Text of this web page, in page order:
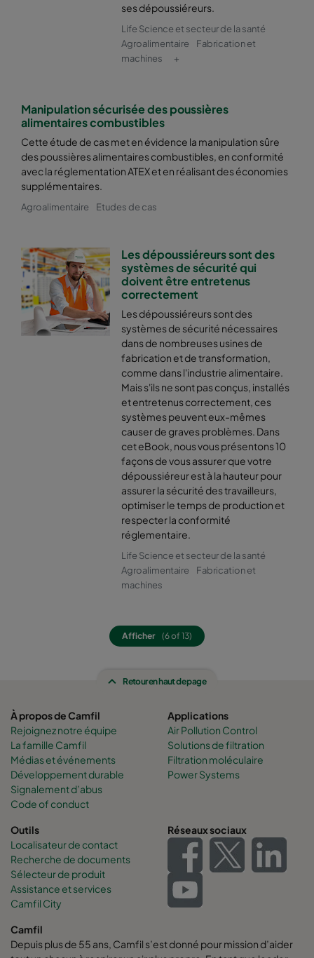
ses dépoussiéreurs.
Life Science et secteur de la santé
Agroalimentaire
Fabrication et
machines
+
Manipulation sécurisée des poussières
alimentaires combustibles
Cette étude de cas met en évidence la manipulation sûre
des poussières alimentaires combustibles, en conformité
avec la réglementation ATEX et en réalisant des économies
supplémentaires.
Agroalimentaire Etudes de cas
Les dépoussiéreurs sont des
systèmes de sécurité qui
doivent être entretenus
correctement
Les dépoussiéreurs sont des
systèmes de sécurité nécessaires
dans de nombreuses usines de
fabrication et de transformation,
comme dans l'industrie alimentaire.
Mais s'ils ne sont pas conçus, installés
et entretenus correctement, ces
systèmes peuvent eux-mêmes
causer de graves problèmes. Dans
cet eBook, nous vous présentons 10
façons de vous assurer que votre
dépoussiéreur est à la hauteur pour
assurer la sécurité des travailleurs,
optimiser le temps de production et
respecter la conformité
réglementaire.
Life Science et secteur de la santé
Agroalimentaire
Fabrication et
machines
Afficher (6 of 13)
Retour en haut de page
À propos de Camfil
Rejoignez notre équipe
La famille Camfil
Médias et événements
Développement durable
Signalement d’abus
Code of conduct
Applications
Air Pollution Control
Solutions de filtration
Filtration moléculaire
Power Systems
Outils
Localisateur de contact
Recherche de documents
Sélecteur de produit
Assistance et services
Camfil City
Réseaux sociaux
Camfil
Depuis plus de 55 ans, Camfil s’est donné pour mission d’aider